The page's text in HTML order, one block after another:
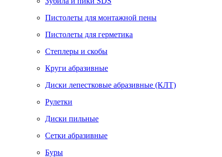
Пистолеты для монтажной пены
Пистолеты для герметика
Степлеры и скобы
Круги абразивные
Диски лепестковые абразивные (КЛТ)
Рулетки
Диски пильные
Сетки абразивные
Буры